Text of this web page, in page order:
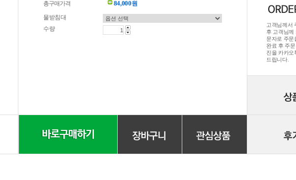
총구매가격 84,000원
물받침대
수량
고객님께서
후 고객님께
문자로 주문
완료 후 주
진을 카카오
드립니다.